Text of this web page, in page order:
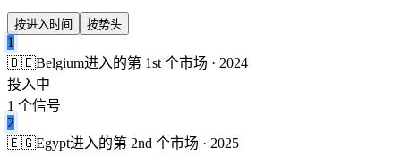
按进入时间 按势头
1
🇧🇪Belgium进入的第 1st 个市场 · 2024
投入中
1 个信号
2
🇪🇬Egypt进入的第 2nd 个市场 · 2025